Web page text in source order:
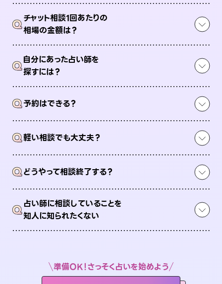
Qチャット相談1回あたりの
相場の金額は？
Q自分にあった占い師を
探すには？
Q予約はできる？
Q軽い相談でも大丈夫？
Qどうやって相談終了する？
Q占い師に相談していることを
知人に知られたくない
準備OK！さっそく占いを始めよう